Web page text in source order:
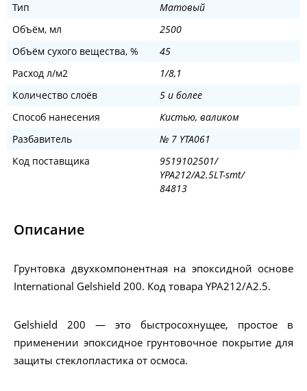
Тип
Матовый
Объём, мл
2500
Объём сухого вещества, %
45
Расход л/м2
1/8,1
Количество слоёв
5 и более
Способ нанесения
Кистью, валиком
Разбавитель
№ 7 YTA061
Код поставщика
9519102501/
YPA212/A2.5LT-smt/
84813
Описание
Грунтовка двухкомпонентная на эпоксидной основе
International Gelshield 200. Код товара YPA212/A2.5.
Gelshield 200 — это быстросохнущее, простое в
применении эпоксидное грунтовочное покрытие для
защиты стеклопластика от осмоса.